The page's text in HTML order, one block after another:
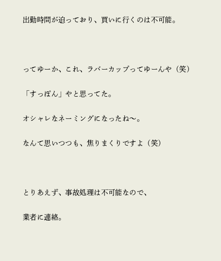
出勤時間が迫っており、 買いに行くのは不可能。
ってゆーか、これ、ラバーカップってゆーんや（笑）
「すっぽん」やと思ってた。
オシャレなネーミングになったね～。
なんて思いつつも、焦りまくりですよ（笑）
とりあえず、事故処理は不可能なので、
業者に連絡。